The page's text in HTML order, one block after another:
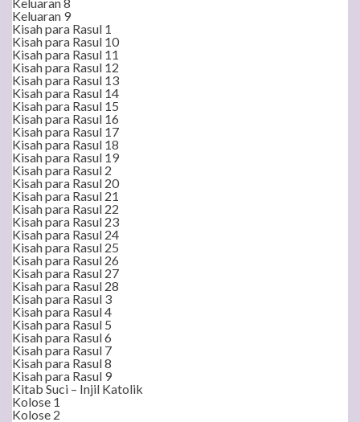
Keluaran 9
Kisah para Rasul 1
Kisah para Rasul 10
Kisah para Rasul 11
Kisah para Rasul 12
Kisah para Rasul 13
Kisah para Rasul 14
Kisah para Rasul 15
Kisah para Rasul 16
Kisah para Rasul 17
Kisah para Rasul 18
Kisah para Rasul 19
Kisah para Rasul 2
Kisah para Rasul 20
Kisah para Rasul 21
Kisah para Rasul 22
Kisah para Rasul 23
Kisah para Rasul 24
Kisah para Rasul 25
Kisah para Rasul 26
Kisah para Rasul 27
Kisah para Rasul 28
Kisah para Rasul 3
Kisah para Rasul 4
Kisah para Rasul 5
Kisah para Rasul 6
Kisah para Rasul 7
Kisah para Rasul 8
Kisah para Rasul 9
Kitab Suci – Injil Katolik
Kolose 1
Kolose 2